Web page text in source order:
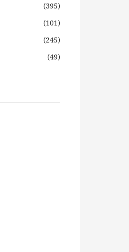
(395)
(101)
(245)
(49)